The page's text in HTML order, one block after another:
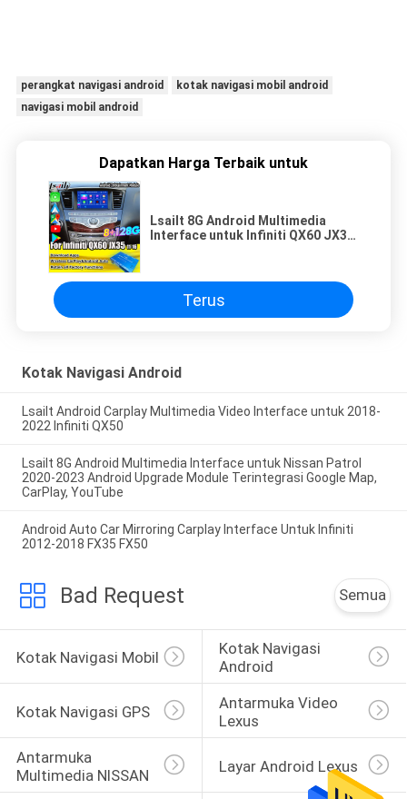
perangkat navigasi android
kotak navigasi mobil android
navigasi mobil android
Dapatkan Harga Terbaik untuk
Lsailt 8G Android Multimedia
Interface untuk Infiniti QX60 JX35
Terus
Kotak Navigasi Android
Lsailt Android Carplay Multimedia Video Interface untuk 2018-
2022 Infiniti QX50
Lsailt 8G Android Multimedia Interface untuk Nissan Patrol
2020-2023 Android Upgrade Module Terintegrasi Google Map,
CarPlay, YouTube
Android Auto Car Mirroring Carplay Interface Untuk Infiniti
2012-2018 FX35 FX50
Bad Request Semua
Kotak Navigasi Mobil
Kotak Navigasi
Android
Kotak Navigasi GPS
Antarmuka Video
Lexus
Antarmuka
Multimedia NISSAN
Layar Android Lexus